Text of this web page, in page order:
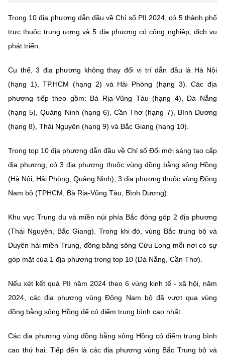
Điện thoại: 024 3936 9506
Email:
stc@mst.gov.vn
©2026 Bản quyền thuộc Bộ Khoa Học và Công Nghệ
(Ghi rõ nguồn "https://mst.gov.vn" khi phát hành lại thông tin từ
Trong 10 địa phương dẫn đầu về Chỉ số PII 2024, có 5 thành phố
trực thuộc trung ương và 5 địa phương có công nghiệp, dịch vụ
phát triển.
Cụ thể, 3 địa phương không thay đổi vị trí dẫn đầu là Hà Nội
(hạng 1), TP.HCM (hạng 2) và Hải Phòng (hạng 3). Các địa
phương tiếp theo gồm: Bà Rịa-Vũng Tàu (hạng 4), Đà Nẵng
(hạng 5), Quảng Ninh (hạng 6), Cần Thơ (hạng 7), Bình Dương
(hạng 8), Thái Nguyên (hạng 9) và Bắc Giang (hạng 10).
Trong top 10 địa phương dẫn đầu về Chỉ số Đổi mới sáng tạo cấp
địa phương, có 3 địa phương thuộc vùng đồng bằng sông Hồng
(Hà Nội, Hải Phòng, Quảng Ninh), 3 địa phương thuộc vùng Đông
Nam bộ (TPHCM, Bà Rịa-Vũng Tàu, Bình Dương).
Khu vực Trung du và miền núi phía Bắc đóng góp 2 địa phương
(Thái Nguyên, Bắc Giang). Trong khi đó, vùng Bắc trung bộ và
Duyên hải miền Trung, đồng bằng sông Cửu Long mỗi nơi có sự
góp mặt của 1 địa phương trong top 10 (Đà Nẵng, Cần Thơ).
Nếu xét kết quả PII năm 2024 theo 6 vùng kinh tế - xã hội, năm
2024, các địa phương vùng Đông Nam bộ đã vượt qua vùng
đồng bằng sông Hồng để có điểm trung bình cao nhất.
Các địa phương vùng đồng bằng sông Hồng có điểm trung bình
cao thứ hai. Tiếp đến là các địa phương vùng Bắc Trung bộ và